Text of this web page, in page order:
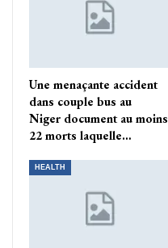
Une menaçante accident
dans couple bus au
Niger document au moins
22 morts laquelle…
HEALTH